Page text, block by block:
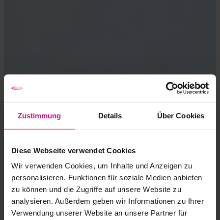
Zustimmung Details Über Cookies
Diese Webseite verwendet Cookies
Wir verwenden Cookies, um Inhalte und Anzeigen zu
personalisieren, Funktionen für soziale Medien anbieten
zu können und die Zugriffe auf unsere Website zu
analysieren. Außerdem geben wir Informationen zu Ihrer
Verwendung unserer Website an unsere Partner für